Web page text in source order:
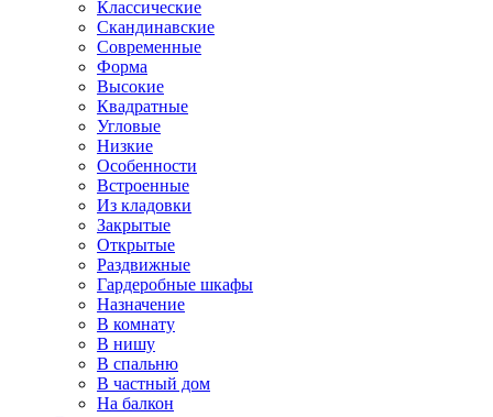
Классические
Скандинавские
Современные
Форма
Высокие
Квадратные
Угловые
Низкие
Особенности
Встроенные
Из кладовки
Закрытые
Открытые
Раздвижные
Гардеробные шкафы
Назначение
В комнату
В нишу
В спальню
В частный дом
На балкон